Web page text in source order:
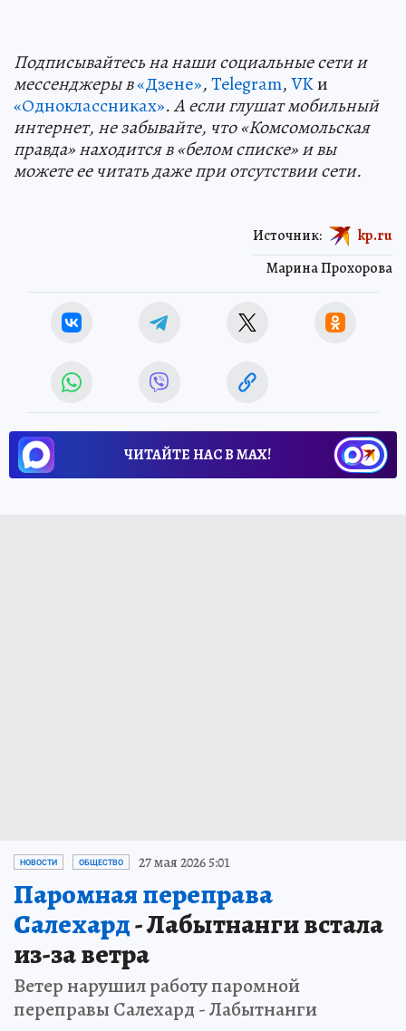
Подписывайтесь на наши социальные сети и
мессенджеры в«Дзене»,Telegram,VKи
«Одноклассниках». А если глушат мобильный
интернет, не забывайте, что «Комсомольская
правда» находится в «белом списке» и вы
можете ее читать даже при отсутствии сети.
Марина Прохорова
Источник: kp.ru
ЧИТАЙТЕ НАС В МАХ!
НОВОСТИ ОБЩЕСТВО 27 мая 2026 5:01
Паромная переправа
Салехард- Лабытнанги встала
из-за ветра
Ветер нарушил работу паромной
переправы Салехард - Лабытнанги